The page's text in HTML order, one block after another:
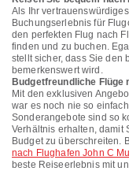
Als Ihr
Buchungserlebnis für
den perfekten Flug nach
finden und zu buchen.
stellt sicher, dass Sie den
bemerkenswert wird.
Budgetfreundliche Flüge
Mit den exklusiven
war es noch nie so
Sonderangebote sind so
Verhältnis erhalten, damit
Budget zu überschreiten.
nach Flughafen John C
beste Reiseerlebnis mit